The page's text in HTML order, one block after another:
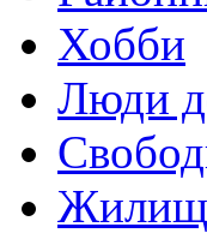
Хобби
Люди